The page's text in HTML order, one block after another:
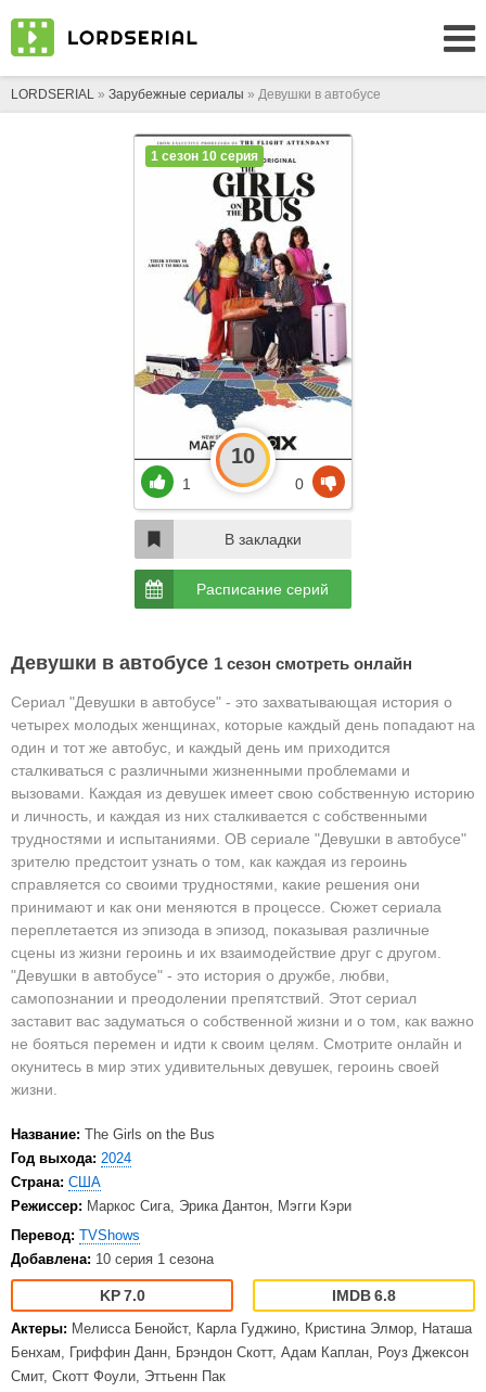
LORDSERIAL » Зарубежные сериалы » Девушки в автобусе
Девушки в автобусе 1 сезон смотреть онлайн
Сериал "Девушки в автобусе" - это захватывающая история о
четырех молодых женщинах, которые каждый день попадают на
один и тот же автобус, и каждый день им приходится
сталкиваться с различными жизненными проблемами и
вызовами. Каждая из девушек имеет свою собственную историю
и личность, и каждая из них сталкивается с собственными
трудностями и испытаниями. ОВ сериале "Девушки в автобусе"
зрителю предстоит узнать о том, как каждая из героинь
справляется со своими трудностями, какие решения они
принимают и как они меняются в процессе. Сюжет сериала
переплетается из эпизода в эпизод, показывая различные
сцены из жизни героинь и их взаимодействие друг с другом.
"Девушки в автобусе" - это история о дружбе, любви,
самопознании и преодолении препятствий. Этот сериал
заставит вас задуматься о собственной жизни и о том, как важно
не бояться перемен и идти к своим целям. Смотрите онлайн и
окунитесь в мир этих удивительных девушек, героинь своей
жизни.
Название: The Girls on the Bus
Год выхода: 2024
Страна: США
Режиссер: Маркос Сига, Эрика Дантон, Мэгги Кэри
Перевод: TVShows
Добавлена: 10 серия 1 сезона
7.0 6.8
Актеры: Мелисса Бенойст, Карла Гуджино, Кристина Элмор, Наташа
Бенхам, Гриффин Данн, Брэндон Скотт, Адам Каплан, Роуз Джексон
Смит, Скотт Фоули, Эттьенн Пак
1 сезон 10 серия
1
10
0
В закладки
Расписание серий